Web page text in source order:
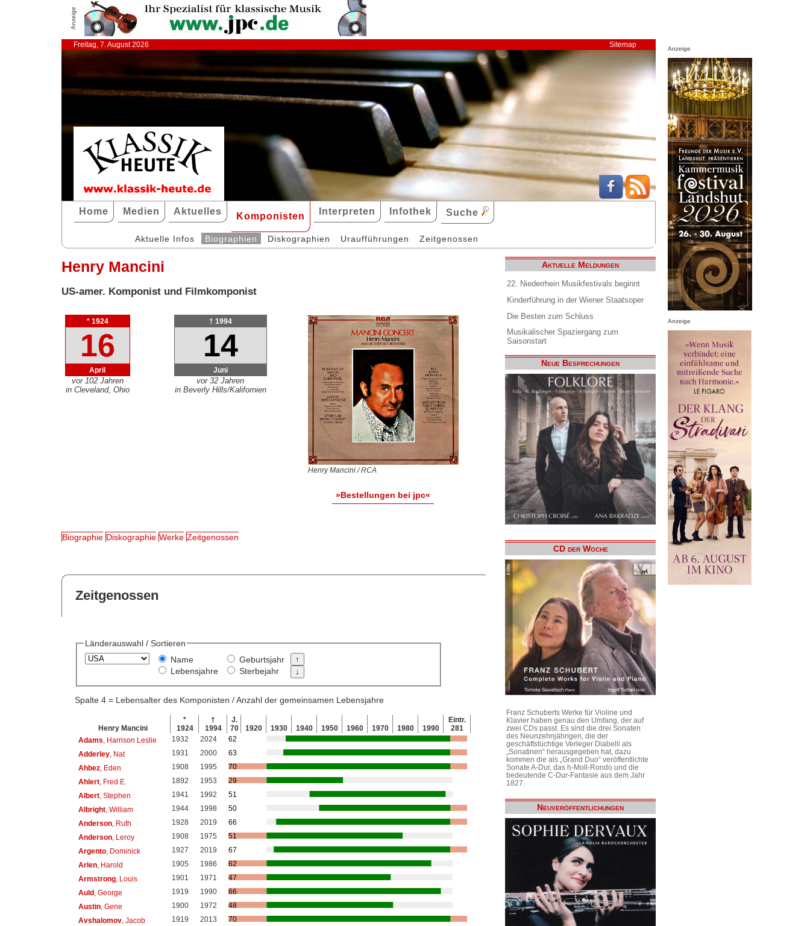
Anzeige
Freitag, 7. August 2026 Sitemap
Home Medien Aktuelles Komponisten Interpreten Infothek Suche
Aktuelle Infos Biographien Diskographien Uraufführungen Zeitgenossen
Henry Mancini
US-amer. Komponist und Filmkomponist
* 1924
16
April
vor 102 Jahren
in Cleveland, Ohio
† 1994
14
Juni
vor 32 Jahren
in Beverly Hills/Kalifornien
Henry Mancini / RCA
»Bestellungen bei jpc«
Biographie Diskographie Werke Zeitgenossen
Zeitgenossen
Länderauswahl / Sortieren
Name
Lebensjahre
Geburtsjahr
Sterbejahr
Spalte 4 = Lebensalter des Komponisten / Anzahl der gemeinsamen Lebensjahre
Henry Mancini
*
1924
†
1994
J.
70
1920 1930 1940 1950 1960 1970 1980 1990
Eintr.
281
Adams, Harrison Leslie 1932 2024
62
Adderley, Nat 1931 2000
63
Ahbez, Eden 1908 1995
70
Ahlert, Fred E. 1892 1953
29
Albert, Stephen 1941 1992
51
Albright, William 1944 1998
50
Anderson, Ruth 1928 2019
66
Anderson, Leroy 1908 1975
51
Argento, Dominick 1927 2019
67
Arlen, Harold 1905 1986
62
Armstrong, Louis 1901 1971
47
Auld , George 1919 1990
66
Austin, Gene 1900 1972
48
Avshalomov, Jacob 1919 2013
70
Aktuelle Meldungen
22. Niederrhein Musikfestivals beginnt
Kinderführung in der Wiener Staatsoper
Die Besten zum Schluss
Musikalischer Spaziergang zum
Saisonstart
Neue Besprechungen
CD der Woche
Franz Schuberts Werke für Violine und
Klavier haben genau den Umfang, der auf
zwei CDs passt. Es sind die drei Sonaten
des Neunzehnjährigen, die der
geschäftstüchtige Verleger Diabelli als
„Sonatinen“ herausgegeben hat, dazu
kommen die als „Grand Duo“ veröffentlichte
Sonate A-Dur, das h-Moll-Rondo und die
bedeutende C-Dur-Fantasie aus dem Jahr
1827.
Neuveröffentlichungen
Anzeige
Anzeige